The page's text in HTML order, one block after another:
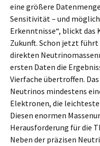
eine größere
Sensitivität – und
Erkenntnisse“, blickt das
Zukunft. Schon jetzt führt
direkten
ersten Daten die
Vierfache übertroffen.
Neutrinos mindestens
Elektronen, die
Diesen enormen
Herausforderung für die
Neben der präzisen